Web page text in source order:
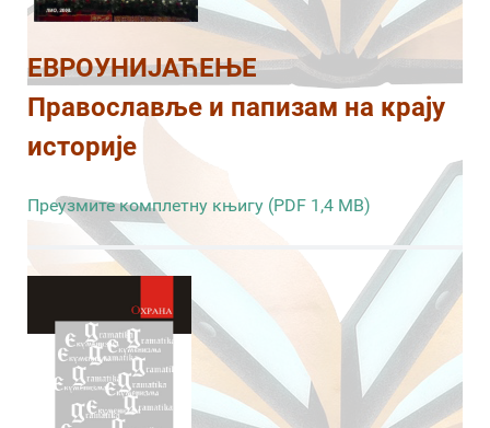
ЕВРОУНИЈАЋЕЊЕ
Православље и папизам на крају
историје
Преузмите комплетну књигу (PDF 1,4 MB)